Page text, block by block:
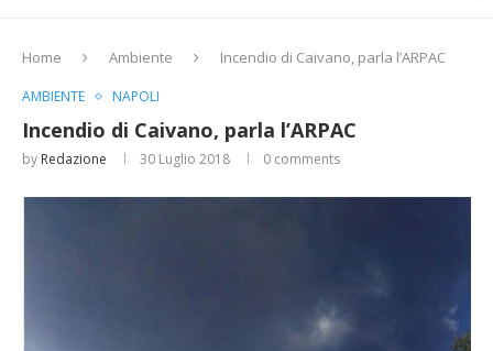
Home Ambiente Incendio di Caivano, parla l’ARPAC
AMBIENTE NAPOLI
Incendio di Caivano, parla l’ARPAC
by Redazione 30 Luglio 2018 0 comments